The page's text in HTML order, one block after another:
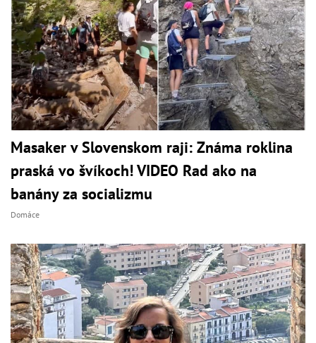
Masaker v Slovenskom raji: Známa roklina
praská vo švíkoch! VIDEO Rad ako na
banány za socializmu
Domáce